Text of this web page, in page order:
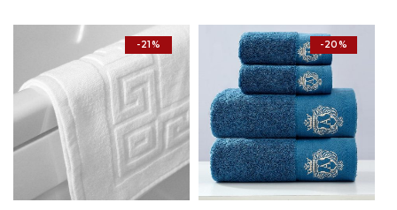
Dimensiunile prosoapelor sunt:
corp: 70 x 140 cm
față: 50 x 90 cm
Instructiuni de folosire:
-21% -20%